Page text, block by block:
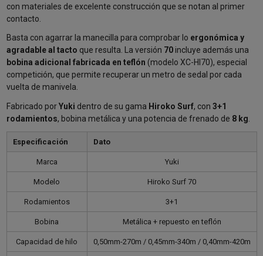
con materiales de excelente construcción que se notan al primer
contacto.
Basta con agarrar la manecilla para comprobar lo ergonómica y
agradable al tacto que resulta. La versión 70incluye además una
bobina adicional fabricada en teflón (modelo XC-HI70), especial
competición, que permite recuperar un metro de sedal por cada
vuelta de manivela.
Fabricado porYuki dentro de su gama Hiroko Surf, con 3+1
rodamientos, bobina metálica y una potencia de frenado de 8 kg
Especificación Dato
Marca Yuki
Modelo Hiroko Surf 70
Rodamientos 3+1
Bobina Metálica + repuesto en teflón
Capacidad de hilo 0,50mm-270m / 0,45mm-340m / 0,40mm-420m